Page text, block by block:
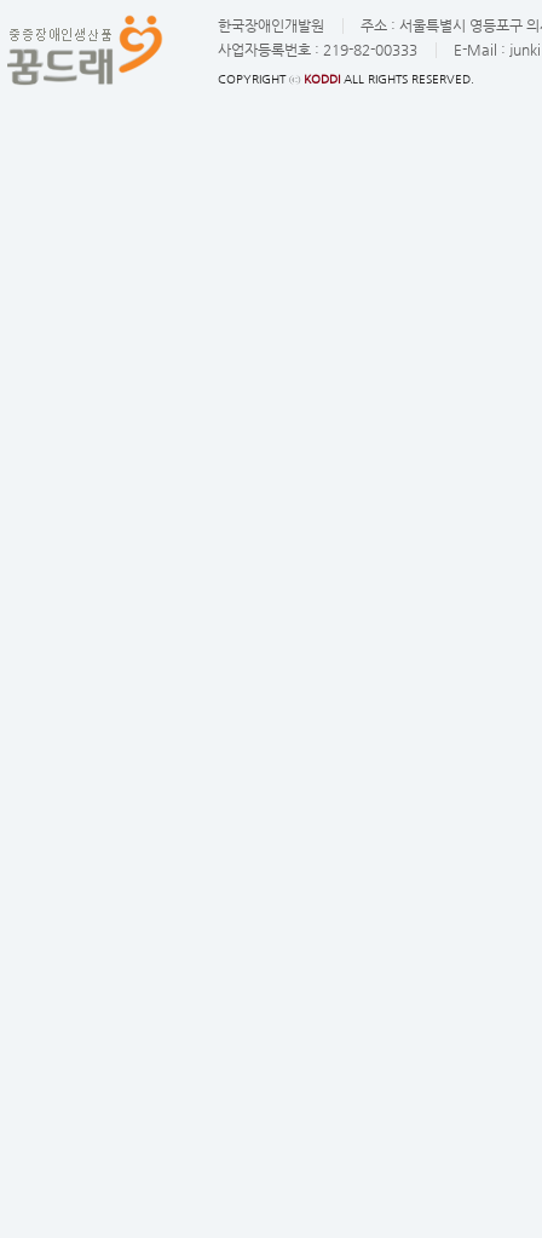
한국장애인개발원 주소 : 서울특별시 영등포구
사업자등록번호 : 219-82-00333 E-Mail :
COPYRIGHT ⓒ KODDI ALL RIGHTS RESERVED.